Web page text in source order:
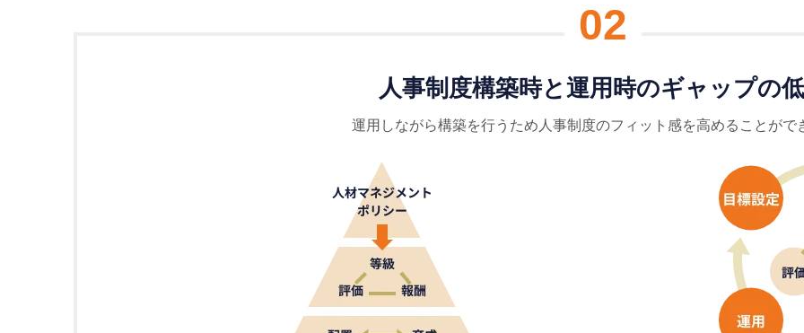
02
⼈事制度構築時と運⽤時のギャップの
運⽤しながら構築を⾏うため⼈事制度のフィット感を⾼めることがで